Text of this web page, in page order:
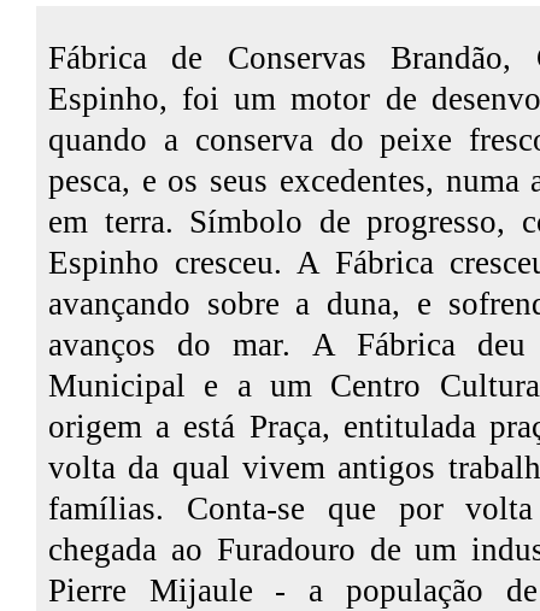
Fábrica de Conservas
Espinho, foi um motor de
quando a conserva do peixe
pesca, e os seus excedentes,
em terra. Símbolo de progresso,
Espinho cresceu. A Fábrica
avançando sobre a duna, e
avanços do mar. A Fábrica
Municipal e a um Centro
origem a está Praça, entitulada
volta da qual vivem antigos
famílias. Conta-se que por
chegada ao Furadouro de um
Pierre Mijaule - a população